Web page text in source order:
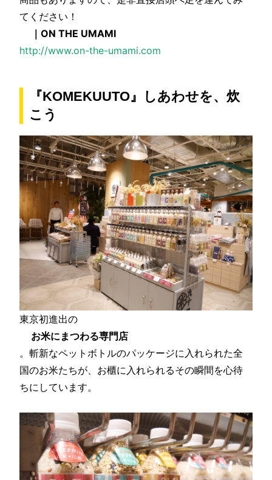
てください！
｜ON THE UMAMI
http://www.on-the-umami.com
『KOMEKUUTO』しあわせを、炊
こう
東京初進出の
お米にまつわる専門店
。斬新なペットボトルのパッケージに入れられた全
国のお米たちが、お櫃に入れられるその瞬間を心待
ちにしています。